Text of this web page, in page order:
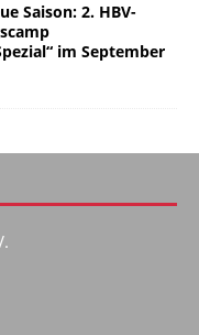
Saison: 2. HBV-
im September